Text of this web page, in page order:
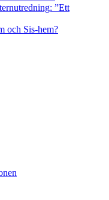
”Ett
och Sis-hem?